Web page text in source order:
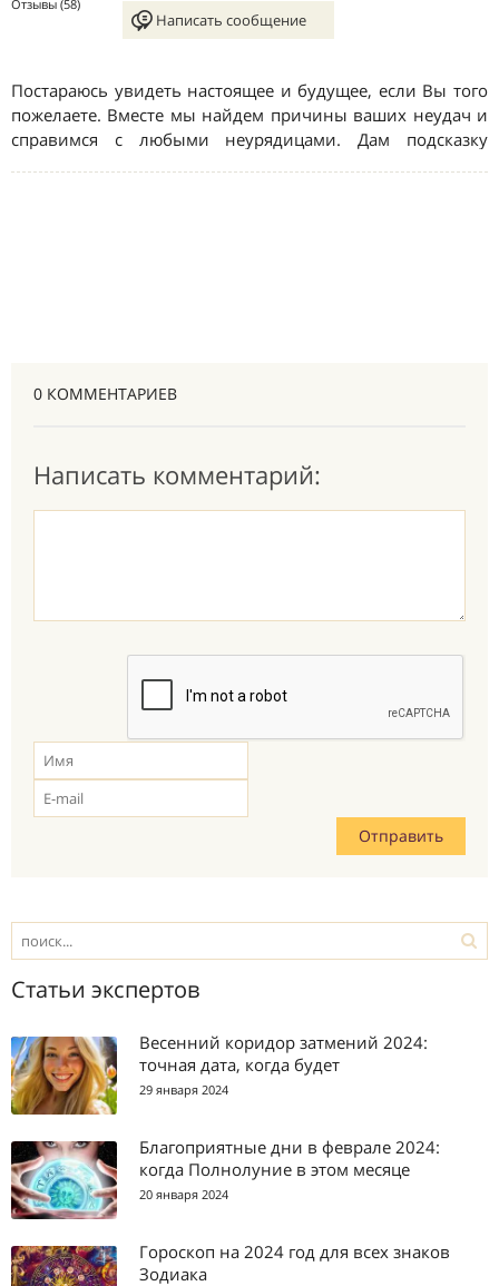
0 КОММЕНТАРИЕВ
Написать комментарий:
Статьи экспертов
Весенний коридор затмений 2024:
точная дата, когда будет
29 января 2024
Благоприятные дни в феврале 2024:
когда Полнолуние в этом месяце
20 января 2024
Гороскоп на 2024 год для всех знаков
Зодиака